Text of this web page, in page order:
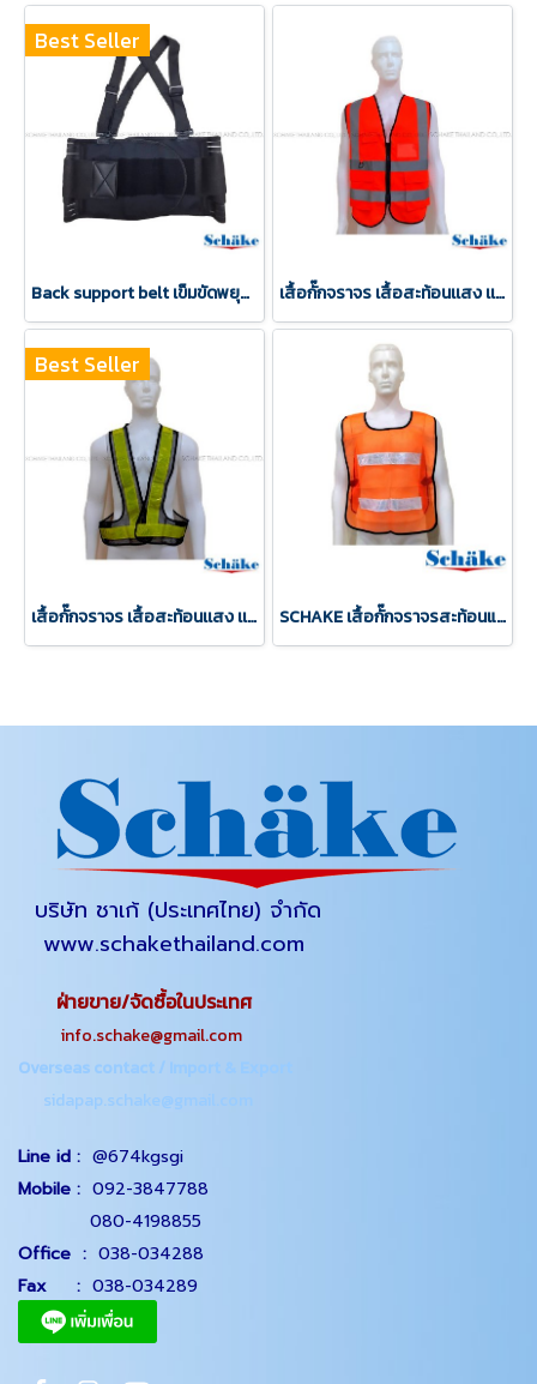
Best Seller
Back support belt เข็มขัดพยุงหลัง ลดอาการปวดเมื่อยหลัง เสื้อกั๊กจราจร เสื้อสะท้อนเเสง เเบบผ้าโพลี
Best Seller
เสื้อกั๊กจราจร เสื้อสะท้อนเเสง เเบบสวม SCHAKE เสื้อกั๊กจราจรสะท้อนแสงผ้าโปร่ง สีส้ม/สีเขียว ไซส์ XL
บริษัท ชาเก้ (ประเทศไทย) จำกัด
www.schakethailand.com
ฝ่ายขาย/จัดซื้อในประเทศ
info.schake@gmail.com
Overseas contact / Import & Export
sidapap.schake@gmail.com
Line id : @674kgsgi
Mobile : 092-3847788
080-4198855
Office : 038-034288
Fax : 038-034289